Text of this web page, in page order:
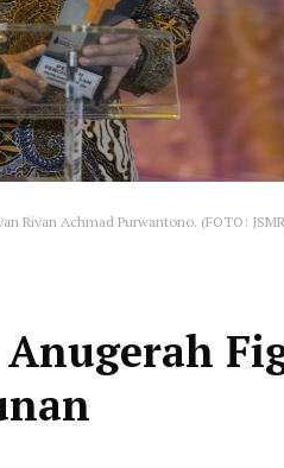
Rivan Achmad Purwantono. (FOTO: